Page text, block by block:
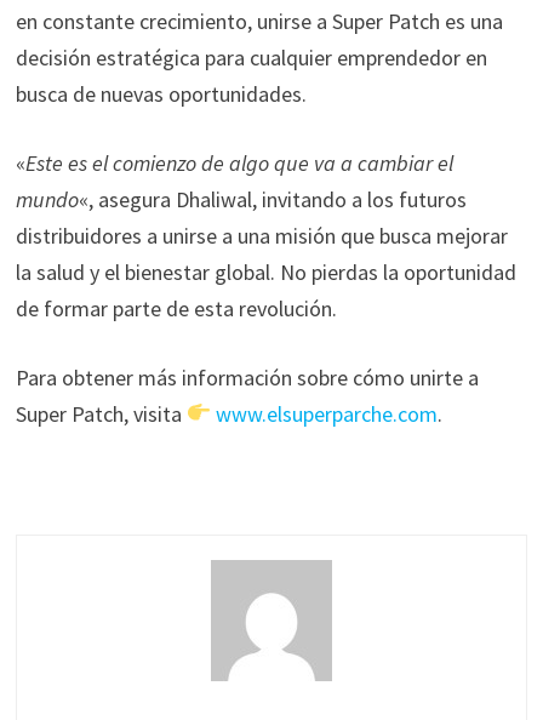
en constante crecimiento, unirse a Super Patch es una
decisión estratégica para cualquier emprendedor en
busca de nuevas oportunidades.
«Este es el comienzo de algo que va a cambiar el
mundo«, asegura Dhaliwal, invitando a los futuros
distribuidores a unirse a una misión que busca mejorar
la salud y el bienestar global. No pierdas la oportunidad
de formar parte de esta revolución.
Para obtener más información sobre cómo unirte a
Super Patch, visita
www.elsuperparche.com.